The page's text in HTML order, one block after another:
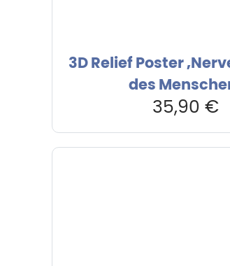
3D Relief Poster
des
35,90 €